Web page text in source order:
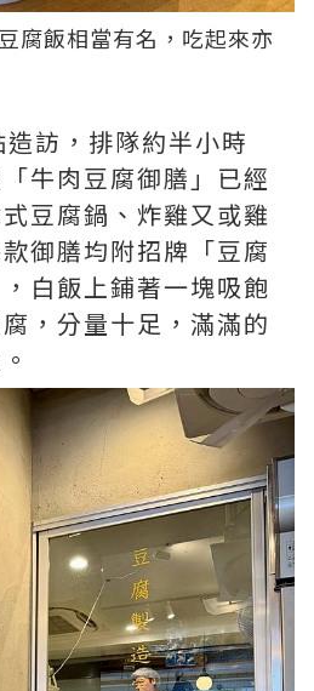
腐飯相當有名，吃起來亦
訪，排隊約半小時
牛肉豆腐御膳」已經
豆腐鍋、炸雞又或雞
御膳均附招牌「豆腐
白飯上鋪著一塊吸飽
，分量十足，滿滿的